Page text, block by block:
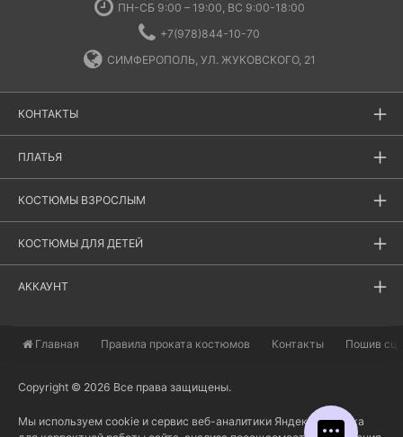
ПН-СБ 9:00 – 19:00, ВС 9:00-18:00
+7(978)844-10-70
СИМФЕРОПОЛЬ, УЛ. ЖУКОВСКОГО, 21
КОНТАКТЫ
ПЛАТЬЯ
КОСТЮМЫ ВЗРОСЛЫМ
КОСТЮМЫ ДЛЯ ДЕТЕЙ
АККАУНТ
Главная ​Правила проката костюмов Контакты Пошив
Copyright © 2026 Все права защищены.
Мы используем cookie и сервис веб-аналитики Яндекс Метрика